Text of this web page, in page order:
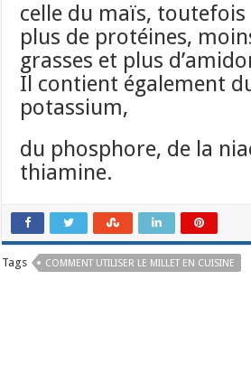
celle du maïs,
plus de protéines,
grasses et plus
Il contient également
potassium,
du phosphore, de la
thiamine.
Tags COMMENT UTILISER LE MILLET EN CUISINE